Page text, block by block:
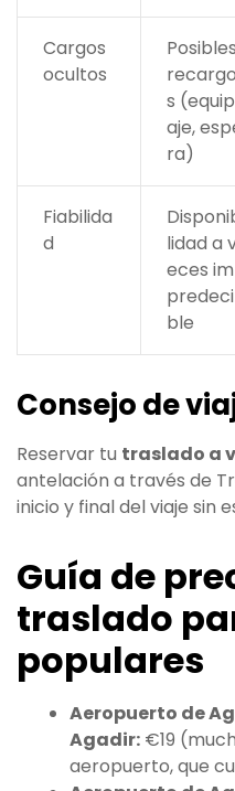
Cargos
ocultos
Posibles
recargo
s (equip
aje,
ra)
Fiabilida
d
lidad a
eces im
predeci
ble
Consejo de
Reservar tu traslado a
antelación a través de
inicio y final del viaje sin
Guía de
traslado
populares
Aeropuerto de
Agadir: €19
aeropuerto, que